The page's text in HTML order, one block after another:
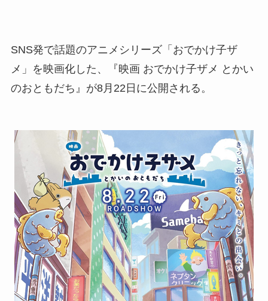
SNS発で話題のアニメシリーズ「おでかけ子ザ
メ」を映画化した、『映画 おでかけ子ザメ とかい
のおともだち』が8月22日に公開される。